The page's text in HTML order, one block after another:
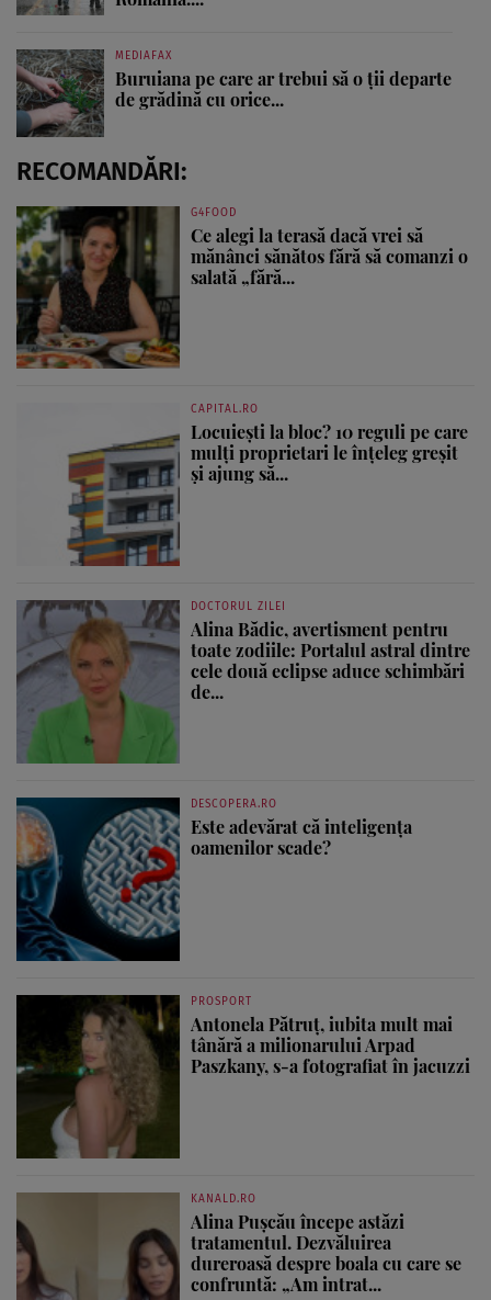
MEDIAFAX
Buruiana pe care ar trebui să o ții departe
de grădină cu orice...
RECOMANDĂRI:
G4FOOD
Ce alegi la terasă dacă vrei să
mănânci sănătos fără să comanzi o
salată „fără...
CAPITAL.RO
Locuiești la bloc? 10 reguli pe care
mulți proprietari le înțeleg greșit
și ajung să...
DOCTORUL ZILEI
Alina Bădic, avertisment pentru
toate zodiile: Portalul astral dintre
cele două eclipse aduce schimbări
de...
DESCOPERA.RO
Este adevărat că inteligența
oamenilor scade?
PROSPORT
Antonela Pătruț, iubita mult mai
tânără a milionarului Arpad
Paszkany, s-a fotografiat în jacuzzi
KANALD.RO
Alina Pușcău începe astăzi
tratamentul. Dezvăluirea
dureroasă despre boala cu care se
confruntă: „Am intrat...